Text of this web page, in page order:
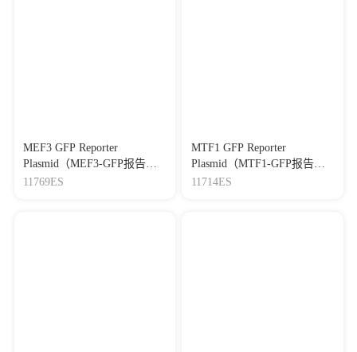
MEF3 GFP Reporter
Plasmid（MEF3-GFP报告基
因质粒）
11769ES
MTF1 GFP Reporter
Plasmid（MTF1-GFP报告基
因质粒）
11714ES